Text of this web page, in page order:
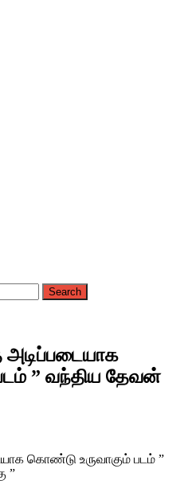
” வந்திய தேவன்
கொண்டு உருவாகும் படம் ”
”